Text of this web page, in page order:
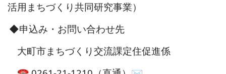
活用まちづくり共同研究事業）
◆申込み・お問い合わせ先
大町市まちづくり交流課定住促進係